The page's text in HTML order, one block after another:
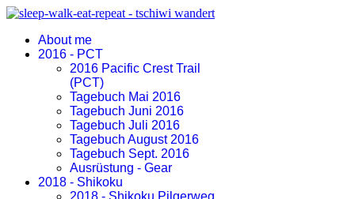
About me
2016 - PCT
2016 Pacific Crest Trail
(PCT)
Tagebuch Mai 2016
Tagebuch Juni 2016
Tagebuch Juli 2016
Tagebuch August 2016
Tagebuch Sept. 2016
Ausrüstung - Gear
2018 - Shikoku
2018 - Shikoku Pilgerweg